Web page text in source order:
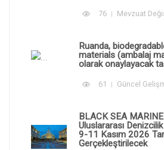
76 Mevzuat
Ruanda,
materials (ambalaj
olarak onaylayacak
61 Güncel
BLACK SEA
Uluslararası
9-11 Kasım 2026
Gerçekleştirilecek